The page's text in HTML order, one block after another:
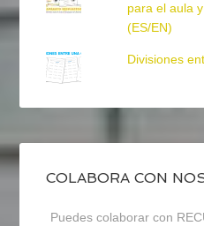
para el aula
(ES/EN)
Divisiones
COLABORA CON
Puedes colaborar con